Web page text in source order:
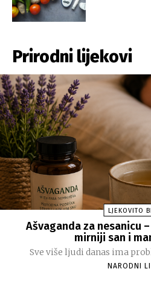
Prirodni lijekovi
LJEKOVITO
Ašvaganda za nesanicu
mirniji san i
Sve više ljudi danas ima
NARODNI